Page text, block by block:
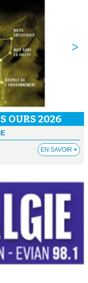
OURS 2026
EN SAVOIR +